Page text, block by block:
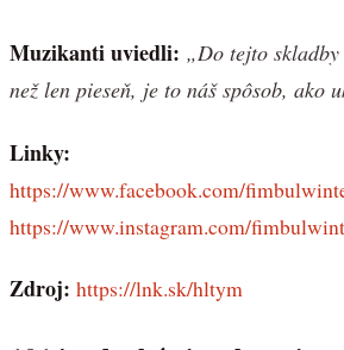
Muzikanti uviedli: „Do tejto
než len pieseň, je to náš spôsob, ako
Linky:
https://www.facebook.com/
https://www.instagram.com/
Zdroj: https://lnk.sk/hltym